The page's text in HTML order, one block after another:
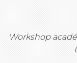
Workshop